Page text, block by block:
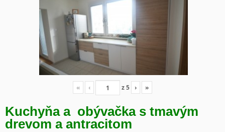
« ‹ z5 › »
Kuchyňa a obývačka s tmavým
drevom a antracitom